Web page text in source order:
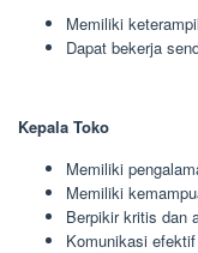
Memiliki
Dapat bekerja
Kepala Toko
Memiliki
Memiliki
Berpikir kritis dan
Komunikasi efektif